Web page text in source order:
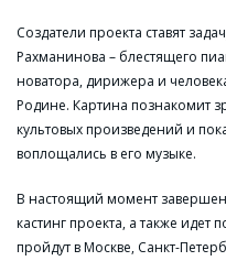
Создатели проекта ставят
Рахманинова – блестящего
новатора, дирижера и
Родине. Картина познакомит
культовых произведений и
воплощались в его музыке.
В настоящий момент
кастинг проекта, а также идет
пройдут в Москве, Санкт-